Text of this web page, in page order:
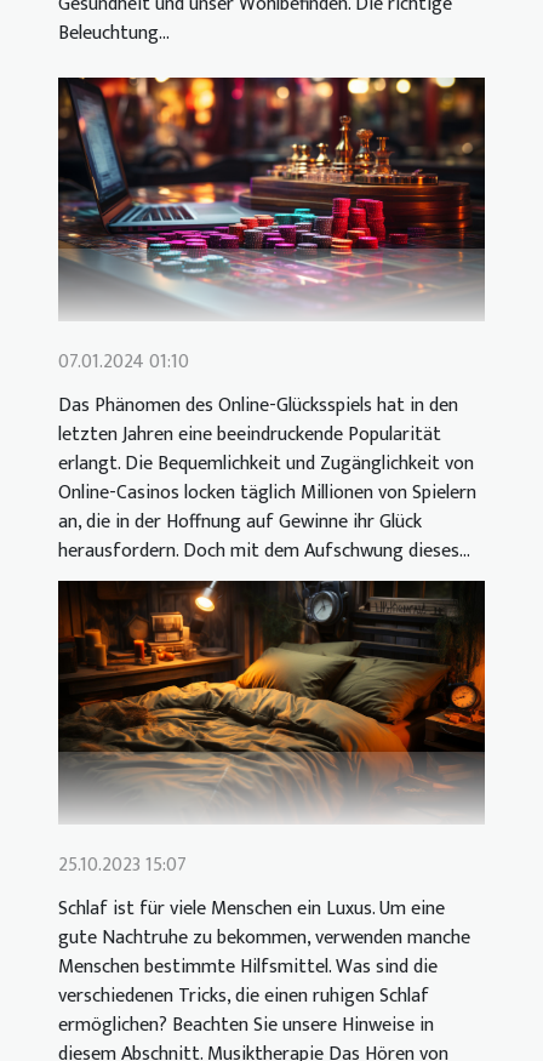
Beleuchtung...
07.01.2024 01:10
Das Phänomen des Online-Glücksspiels hat in den
letzten Jahren eine beeindruckende Popularität
erlangt. Die Bequemlichkeit und Zugänglichkeit von
Online-Casinos locken täglich Millionen von Spielern
an, die in der Hoffnung auf Gewinne ihr Glück
herausfordern. Doch mit dem Aufschwung dieses...
25.10.2023 15:07
Schlaf ist für viele Menschen ein Luxus. Um eine
gute Nachtruhe zu bekommen, verwenden manche
Menschen bestimmte Hilfsmittel. Was sind die
verschiedenen Tricks, die einen ruhigen Schlaf
ermöglichen? Beachten Sie unsere Hinweise in
diesem Abschnitt. Musiktherapie Das Hören von